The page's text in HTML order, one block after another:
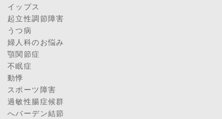
イップス
起立性調節障害
うつ病
婦人科のお悩み
顎関節症
不眠症
動悸
スポーツ障害
過敏性腸症候群
へバーデン結節